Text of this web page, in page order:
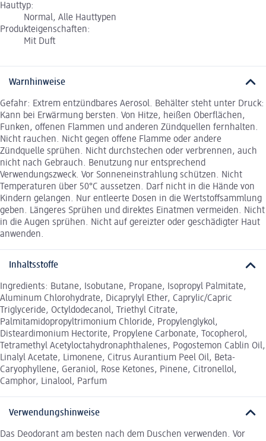
Hauttyp:
Normal, Alle Hauttypen
Produkteigenschaften:
Mit Duft
Warnhinweise
Gefahr: Extrem entzündbares Aerosol. Behälter steht unter Druck:
Kann bei Erwärmung bersten. Von Hitze, heißen Oberflächen,
Funken, offenen Flammen und anderen Zündquellen fernhalten.
Nicht rauchen. Nicht gegen offene Flamme oder andere
Zündquelle sprühen. Nicht durchstechen oder verbrennen, auch
nicht nach Gebrauch. Benutzung nur entsprechend
Verwendungszweck. Vor Sonneneinstrahlung schützen. Nicht
Temperaturen über 50°C aussetzen. Darf nicht in die Hände von
Kindern gelangen. Nur entleerte Dosen in die Wertstoffsammlung
geben. Längeres Sprühen und direktes Einatmen vermeiden. Nicht
in die Augen sprühen. Nicht auf gereizter oder geschädigter Haut
anwenden.
Inhaltsstoffe
Ingredients: Butane, Isobutane, Propane, Isopropyl Palmitate,
Aluminum Chlorohydrate, Dicaprylyl Ether, Caprylic/Capric
Triglyceride, Octyldodecanol, Triethyl Citrate,
Palmitamidopropyltrimonium Chloride, Propylenglykol,
Disteardimonium Hectorite, Propylene Carbonate, Tocopherol,
Tetramethyl Acetyloctahydronaphthalenes, Pogostemon Cablin Oil,
Linalyl Acetate, Limonene, Citrus Aurantium Peel Oil, Beta-
Caryophyllene, Geraniol, Rose Ketones, Pinene, Citronellol,
Camphor, Linalool, Parfum
Verwendungshinweise
Das Deodorant am besten nach dem Duschen verwenden. Vor